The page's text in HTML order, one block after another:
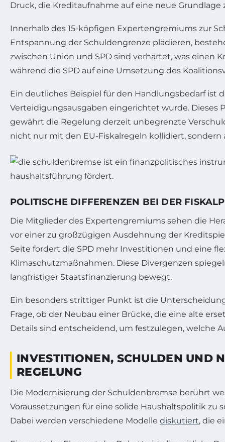
Druck, die Kreditaufnahme auf eine neue Grundlage
Innerhalb des 15-köpfigen Expertengremiums zur
Entspannung der Schuldengrenze plädieren,
zwischen Union und SPD sind verhärtet, was einen
während die SPD auf eine Umsetzung des
Ein deutliches Beispiel für den Handlungsbedarf ist
Verteidigungsausgaben eingerichtet wurde. Dieses
gewährt die Regelung derzeit unbegrenzte
nicht nur mit den EU-Fiskalregeln kollidiert,
POLITISCHE DIFFERENZEN BEI DER
Die Mitglieder des Expertengremiums sehen die
vor einer zu großzügigen Ausdehnung der
Seite fordert die SPD mehr Investitionen und eine
Klimaschutzmaßnahmen. Diese Divergenzen
langfristiger Staatsfinanzierung bewegt.
Ein besonders strittiger Punkt ist die
Frage, ob der Neubau einer Brücke, die eine alte
Details sind entscheidend, um festzulegen, welche
INVESTITIONEN, SCHULDEN UND
REGELUNG
Die Modernisierung der Schuldenbremse berührt
Voraussetzungen für eine solide Haushaltspolitik
Dabei werden verschiedene Modelle diskutiert, die